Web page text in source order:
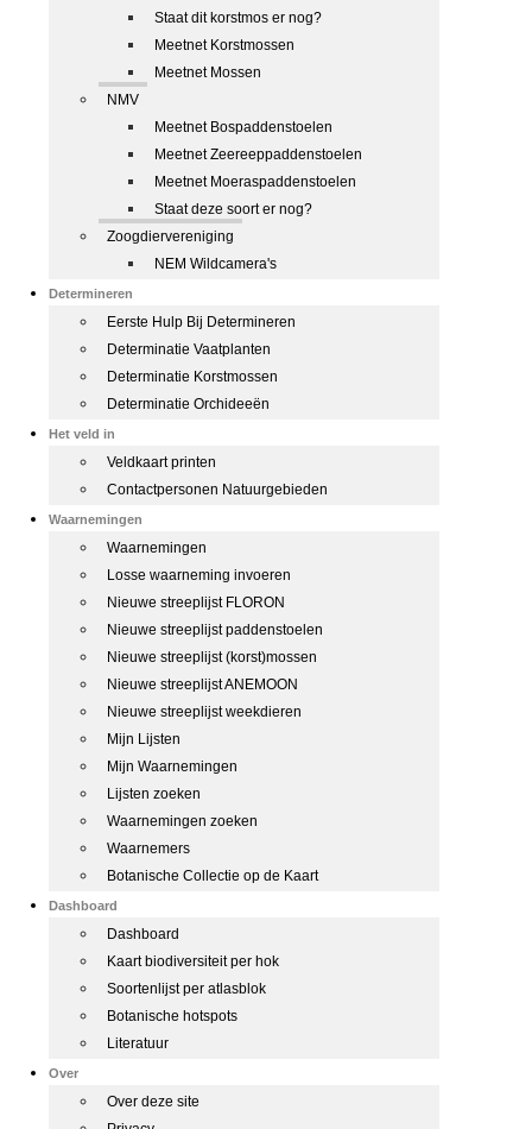
Staat dit korstmos er nog?
Meetnet Korstmossen
Meetnet Mossen
NMV
Meetnet Bospaddenstoelen
Meetnet Zeereeppaddenstoelen
Meetnet Moeraspaddenstoelen
Staat deze soort er nog?
Zoogdiervereniging
NEM Wildcamera's
Determineren
Eerste Hulp Bij Determineren
Determinatie Vaatplanten
Determinatie Korstmossen
Determinatie Orchideeën
Het veld in
Veldkaart printen
Contactpersonen Natuurgebieden
Waarnemingen
Waarnemingen
Losse waarneming invoeren
Nieuwe streeplijst FLORON
Nieuwe streeplijst paddenstoelen
Nieuwe streeplijst (korst)mossen
Nieuwe streeplijst ANEMOON
Nieuwe streeplijst weekdieren
Mijn Lijsten
Mijn Waarnemingen
Lijsten zoeken
Waarnemingen zoeken
Waarnemers
Botanische Collectie op de Kaart
Dashboard
Dashboard
Kaart biodiversiteit per hok
Soortenlijst per atlasblok
Botanische hotspots
Literatuur
Over
Over deze site